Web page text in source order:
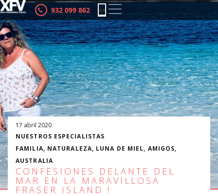
932 099 862
es
ca
17 abril 2020
NUESTROS ESPECIALISTAS
FAMILIA, NATURALEZA, LUNA DE MIEL, AMIGOS,
AUSTRALIA
CONFESIONES DELANTE DEL
MAR EN LA MARAVILLOSA
FRASER ISLAND !